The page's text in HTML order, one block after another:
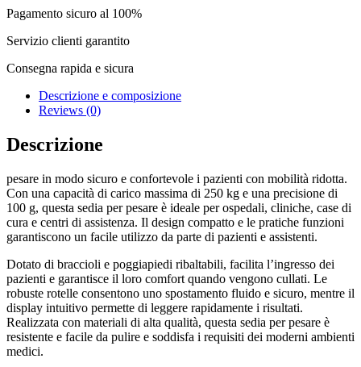
Pagamento sicuro al 100%
Servizio clienti garantito
Consegna rapida e sicura
Descrizione e composizione
Reviews (0)
Descrizione
pesare in modo sicuro e confortevole i pazienti con mobilità ridotta.
Con una capacità di carico massima di 250 kg e una precisione di
100 g, questa sedia per pesare è ideale per ospedali, cliniche, case di
cura e centri di assistenza. Il design compatto e le pratiche funzioni
garantiscono un facile utilizzo da parte di pazienti e assistenti.
Dotato di braccioli e poggiapiedi ribaltabili, facilita l’ingresso dei
pazienti e garantisce il loro comfort quando vengono cullati. Le
robuste rotelle consentono uno spostamento fluido e sicuro, mentre il
display intuitivo permette di leggere rapidamente i risultati.
Realizzata con materiali di alta qualità, questa sedia per pesare è
resistente e facile da pulire e soddisfa i requisiti dei moderni ambienti
medici.